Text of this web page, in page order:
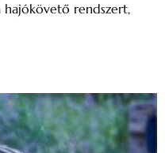
hajókövető rendszert,